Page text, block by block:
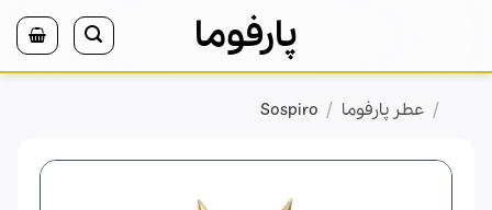
content
پارفوما
/ عطر پارفوما /
Sospiro